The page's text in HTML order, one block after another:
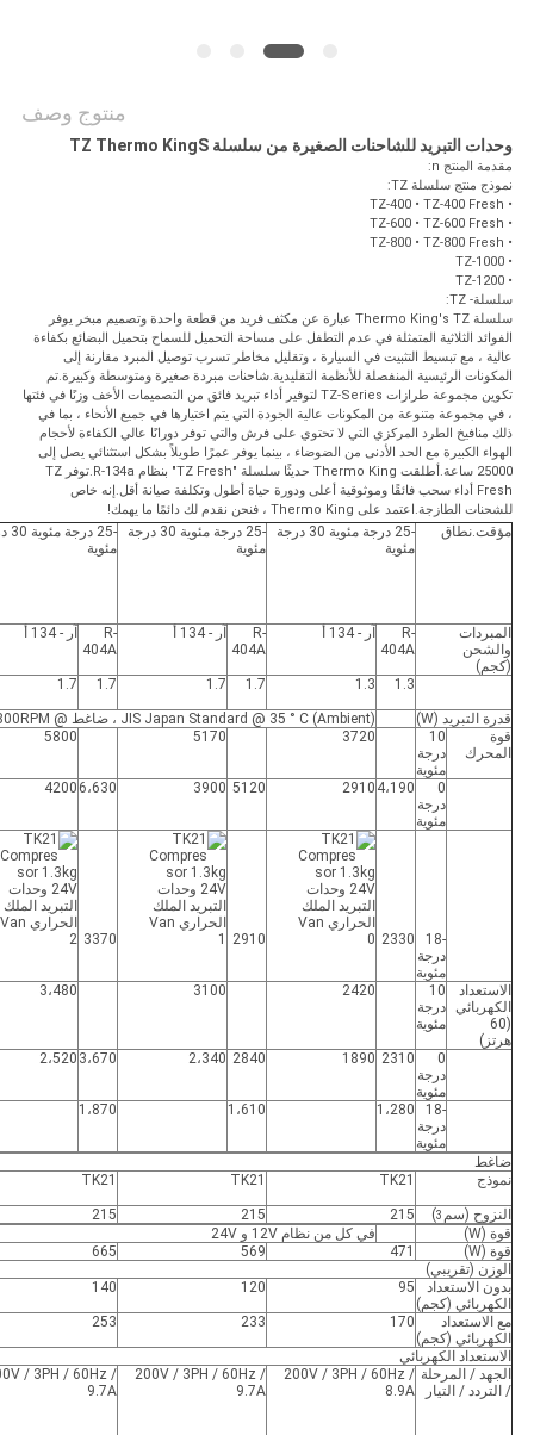
منتوج وصف
وحدات التبريد للشاحنات الصغيرة من سلسلة TZ Thermo KingS
مقدمة المنتج n:
نموذج منتج سلسلة TZ:
• TZ-400 • TZ-400 Fresh
• TZ-600 • TZ-600 Fresh
• TZ-800 • TZ-800 Fresh
• TZ-1000
• TZ-1200
سلسلة- TZ:
سلسلة Thermo King's TZ عبارة عن مكثف فريد من قطعة واحدة وتصميم مبخر يوفر
الفوائد الثلاثية المتمثلة في عدم التطفل على مساحة التحميل للسماح بتحميل البضائع بكفاءة
عالية ، مع تبسيط التثبيت في السيارة ، وتقليل مخاطر تسرب توصيل المبرد مقارنة إلى
المكونات الرئيسية المنفصلة للأنظمة التقليدية.شاحنات مبردة صغيرة ومتوسطة وكبيرة.تم
تكوين مجموعة طرازات TZ-Series لتوفير أداء تبريد فائق من التصميمات الأخف وزنًا في فئتها
، في مجموعة متنوعة من المكونات عالية الجودة التي يتم اختيارها في جميع الأنحاء ، بما في
ذلك منافيخ الطرد المركزي التي لا تحتوي على فرش والتي توفر دورانًا عالي الكفاءة لأحجام
الهواء الكبيرة مع الحد الأدنى من الضوضاء ، بينما يوفر عمرًا طويلاً بشكل استثنائي يصل إلى
25000 ساعة.أطلقت Thermo King حديثًا سلسلة "TZ Fresh" بنظام R-134a.توفر TZ
Fresh أداء سحب فائقًا وموثوقية أعلى ودورة حياة أطول وتكلفة صيانة أقل.إنه خاص
للشحنات الطازجة.اعتمد على Thermo King ، فنحن نقدم لك دائمًا ما يهمك!
مؤقت.نطاق
-25 درجة مئوية 30 درجة
مئوية
-25 درجة مئوية 30 درجة
مئوية
-25
مئوية
المبردات
والشحن
(كجم)
R-
404A
آر - 134 أ
R-
404A
آر - 134 أ
R-
404A
آر - 134 أ
1.3
1.3
1.7
1.7
1.7
1.7
قدرة التبريد (W)
JIS Japan Standard @ 35 ° C (Ambient) ، ضاغط @ 1،800RPM
قوة
المحرك
10
درجة
مئوية
3720
5170
5800
0
درجة
مئوية
4،190 2910
5120
3900 6،630 4200
-18
درجة
مئوية
2330
2910
3370
الاستعداد
الكهربائي
(60
هرتز)
10
درجة
مئوية
2420
3100 3،480
0
درجة
مئوية
2310
1890
2840 2،340 3،670 2،520
-18
درجة
مئوية
1،280 1،610 1،870
ضاغط
نموذج
TK21
TK21
TK21
النزوح (سم 3
)
215
215
215
قوة (W)
في كل من نظام 12V و 24V
قوة (W)
471
569
665
الوزن (تقريبي)
بدون الاستعداد
الكهربائي (كجم)
95
120
140
مع الاستعداد
الكهربائي (كجم)
170
233
253
الاستعداد الكهربائي
الجهد / المرحلة
/ التردد / التيار
200V / 3PH / 60Hz /
8.9A
200V / 3PH / 60Hz /
9.7A
/ 3PH / 60Hz /
9.7A